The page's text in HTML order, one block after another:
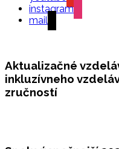
instagram
mail
Aktualizačné
inkluzívneho
zručností